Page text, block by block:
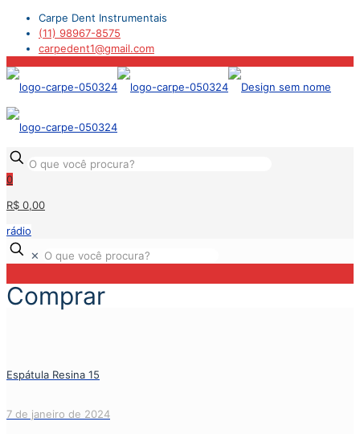
Carpe Dent Instrumentais
(11) 98967-8575
carpedent1@gmail.com
0
R$ 0,00
rádio
✕
Comprar
Espátula Resina 15
7 de janeiro de 2024